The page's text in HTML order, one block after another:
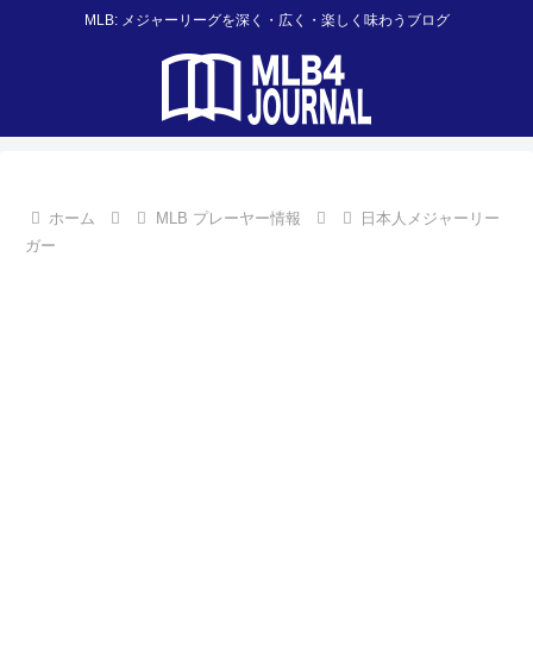
MLB: メジャーリーグを深く・広く・楽しく味わうブログ
ホーム MLB プレーヤー情報
日本人メジャーリー
ガー